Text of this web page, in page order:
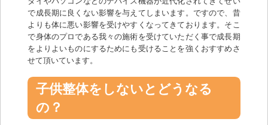
で成長期に良くない影響を与えてしまいます。ですので、昔
よりも体に悪い影響を受けやすくなってきております。そこ
で身体のプロである我々の施術を受けていただく事で成長期
をよりよいものにするためにも受けることを強くおすすめさ
せて頂いています。
子供整体をしないとどうなる
の？